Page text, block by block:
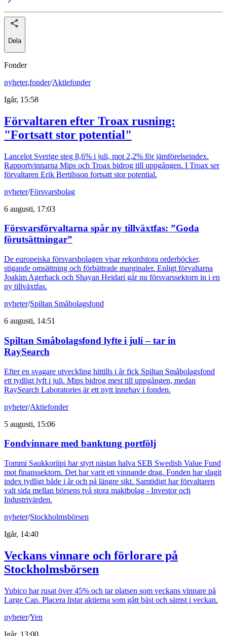
Dela
Fonder
nyheter,fonder/Aktiefonder
Igår, 15:58
Förvaltaren efter Troax rusning:
"Fortsatt stor potential"
Lancelot Sverige steg 8,6% i juli, mot 2,2% för jämförelseindex.
Rapportvinnarna Mips och Troax bidrog till uppgången. I Troax ser
förvaltaren Erik Bertilsson fortsatt stor potential.
nyheter/Försvarsbolag
6 augusti, 17:03
Försvarsförvaltarna spår ny tillväxtfas: ”Goda
förutsättningar”
De europeiska försvarsbolagen visar rekordstora orderböcker,
stigande omsättning och förbättrade marginaler. Enligt förvaltarna
Joakim Agerback och Shayan Heidari går nu försvarssektorn in i en
ny tillväxtfas.
nyheter/Spiltan Småbolagsfond
6 augusti, 14:51
Spiltan Småbolagsfond lyfte i juli – tar in
RaySearch
Efter en svagare utveckling hittills i år fick Spiltan Småbolagsfond
ett tydligt lyft i juli. Mips bidrog mest till uppgången, medan
RaySearch Laboratories är ett nytt innehav i fonden.
nyheter/Aktiefonder
5 augusti, 15:06
Fondvinnare med banktung portfölj
Tommi Saukkoriipi har styrt nästan halva SEB Swedish Value Fund
mot finanssektorn. Det har varit ett vinnande drag. Fonden har slagit
index tydligt både i år och på längre sikt. Samtidigt har förvaltaren
valt sida mellan börsens två stora maktbolag - Investor och
Industrivärden.
nyheter/Stockholmsbörsen
Igår, 14:40
Veckans vinnare och förlorare på
Stockholmsbörsen
Yubico har rusat över 45% och tar platsen som veckans vinnare på
Large Cap. Placera listar aktierna som gått bäst och sämst i veckan.
nyheter/Yen
Igår, 13:00